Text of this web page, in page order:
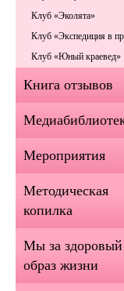
Клуб «Эколята»
Клуб «Экспедиция в
Клуб «Юный краевед»
Книга отзывов
Мероприятия
Методическая
копилка
Мы за здоровый
образ жизни